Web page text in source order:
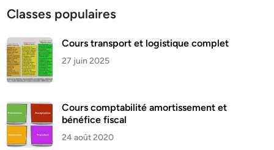
Classes populaires
Cours transport et logistique complet
27 juin 2025
Cours comptabilité amortissement et
bénéfice fiscal
24 août 2020